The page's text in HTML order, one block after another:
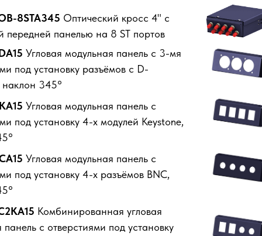
Угловая модульная панель с 3-мя
под установку разъёмов с D-
наклон 345°
Угловая модульная панель с
под установку 4-х модулей Keystone,
Угловая модульная панель с
под установку 4-х разъёмов BNC,
Комбинированная угловая
панель с отверстиями под установку
8STA345 Оптический кросс 4" с
передней панелью на 8 ST портов